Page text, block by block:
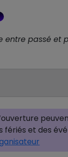
entre passé et
et des